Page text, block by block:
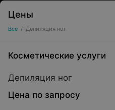
Цены
Все / Депиляция ног
Косметические услуги
Депиляция ног
Цена по запросу